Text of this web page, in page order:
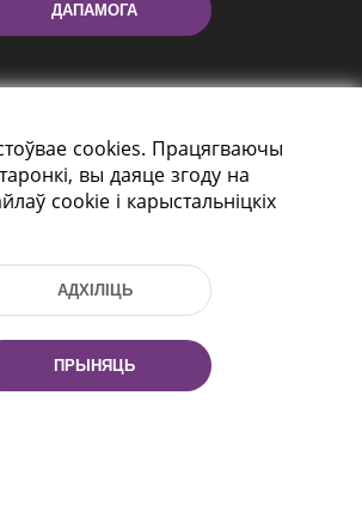
ДАПАМОГА
116
Беларусь, 220114
368 37 37, Факс: (+375 17)
cookies. Працягваючы
вы даяце згоду на
cookie і карыстальніцкіх
АДХІЛІЦЬ
ПРЫНЯЦЬ